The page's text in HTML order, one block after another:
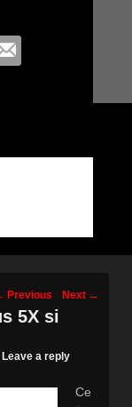
Previous Next →
5X si
Leave a reply
Ce